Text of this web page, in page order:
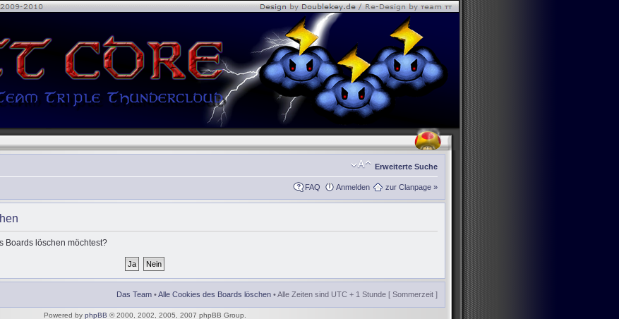
Erweiterte Suche
FAQ Anmelden zur Clanpage »
Boards löschen möchtest?
Das Team •Alle Cookies des Boards löschen • Alle Zeiten sind UTC + 1 Stunde [ Sommerzeit ]
Powered by phpBB © 2000, 2002, 2005, 2007 phpBB Group.